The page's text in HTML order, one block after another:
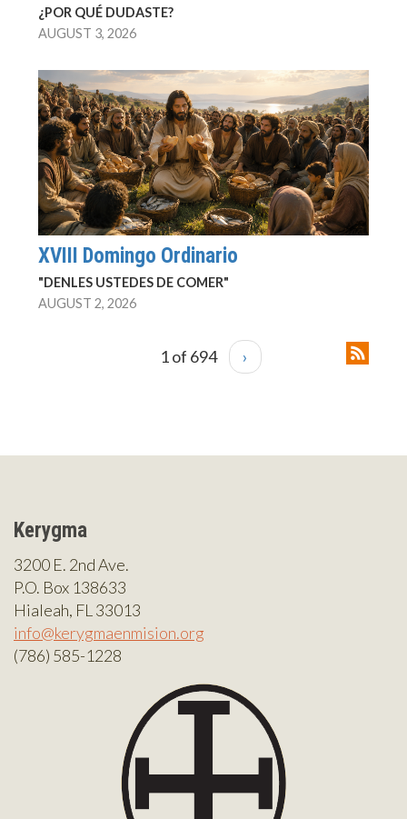
¿POR QUÉ DUDASTE?
AUGUST 3, 2026
XVIII Domingo Ordinario
"DENLES USTEDES DE COMER"
AUGUST 2, 2026
1 of 694 ›
Kerygma
3200 E. 2nd Ave.
P.O. Box 138633
Hialeah, FL 33013
info@kerygmaenmision.org
(786) 585-1228